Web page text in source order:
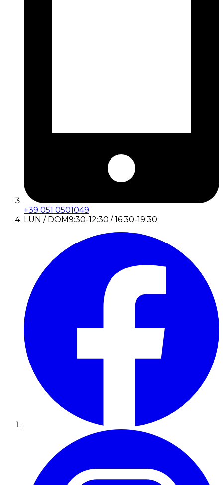
+39 051 0501049
LUN / DOM9:30-12:30 / 16:30-19:30